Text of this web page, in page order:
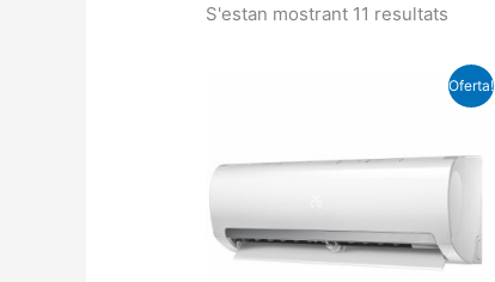
S'estan mostrant 11 resultats
Oferta!
€621,00.€507,00.